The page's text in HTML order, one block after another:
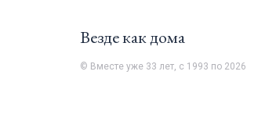
Везде как дома
© Вместе уже 33 лет, с 1993 по 2026